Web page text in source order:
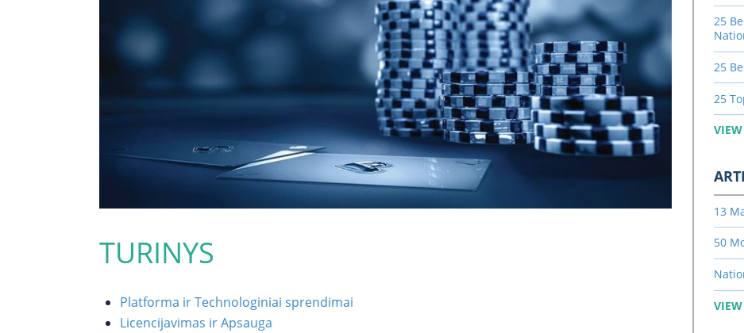
TURINYS
Platforma ir Technologiniai sprendimai
Licencijavimas ir Apsauga
25
25
25
13
50